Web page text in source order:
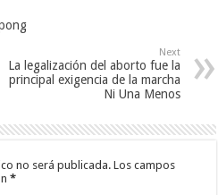
Next
La legalización del aborto fue la
principal exigencia de la marcha
Ni Una Menos
no será publicada. Los campos
*